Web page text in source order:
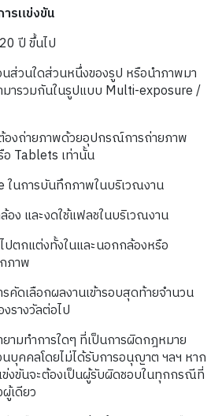
รแข่งขัน
ปี ขึ้นไป
ส่วนใดส่วนหนึ่งของรูป หรือนำภาพมา
มารวมกันในรูปแบบ Multi-exposure /
องถ่ายภาพด้วยอุปกรณ์การถ่ายภาพ
Tablets เท่านั้น
ในการบันทึกภาพในบริเวณงาน
อง และงดใช้แฟลชในบริเวณงาน
ตกแต่งทั้งในและนอกกล้องหรือ
ภาพ
คัดเลือกผลงานเข้ารอบสุดท้ายจำนวน
รางวัลต่อไป
ยามทำการใดๆ ที่เป็นการผิดกฎหมาย
บุคคลโดยไม่ได้รับการอนุญาต ฯลฯ หาก
งขันจะต้องเป็นผู้รับผิดชอบในทุกกรณีที่
เดียว